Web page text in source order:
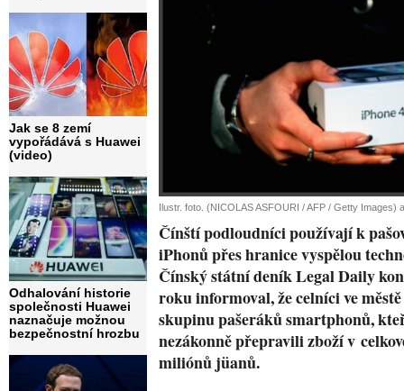
Jak se 8 zemí
vypořádává s Huawei
(video)
Odhalování historie
společnosti Huawei
naznačuje možnou
bezpečnostní hrozbu
Ilustr. foto. (NICOLAS ASFOURI / AFP / Getty Images)
Čínští podloudníci používají k
iPhonů přes hranice vyspělou
Čínský státní deník Legal Daily
roku informoval, že celníci ve
skupinu pašeráků smartphonů,
nezákonně přepravili zboží v
miliónů jüanů.